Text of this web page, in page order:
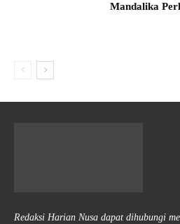
Mandalika
Redaksi Harian Nusa dapat dihubungi